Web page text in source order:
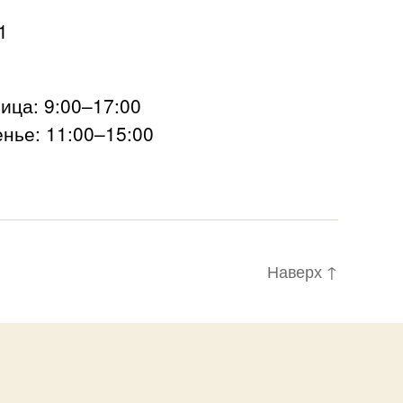
9:00–17:00
11:00–15:00
Наверх ↑